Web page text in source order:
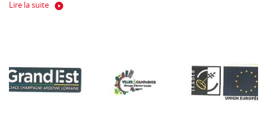
Lire la suite